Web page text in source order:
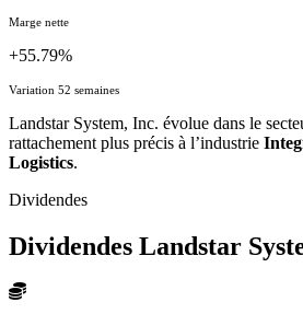
Marge nette
+55.79%
Variation 52 semaines
Landstar System, Inc. évolue dans le
rattachement plus précis à l’industrie
Logistics.
Dividendes
Dividendes Landstar